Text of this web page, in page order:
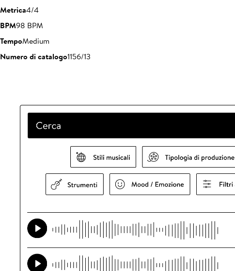
Metrica4/4
BPM98 BPM
TempoMedium
Numero di catalogo1156/13